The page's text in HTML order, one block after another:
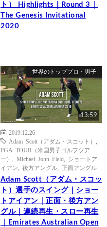
ト） Highlights｜Round 3｜
The Genesis Invitational
2020
世界のトッププロ・男子
13:59
2019.12.26
Adam Scott（アダム・スコット）
PGA TOUR（米国男子ゴルフツア
ー）
Michael John Field
ショートア
イアン
後方アングル 正面アングル
Adam Scott（アダム・スコッ
ト）選手のスイング｜ショー
トアイアン｜正面・後方アン
グル｜連続再生・スロー再生
｜Emirates Australian Open